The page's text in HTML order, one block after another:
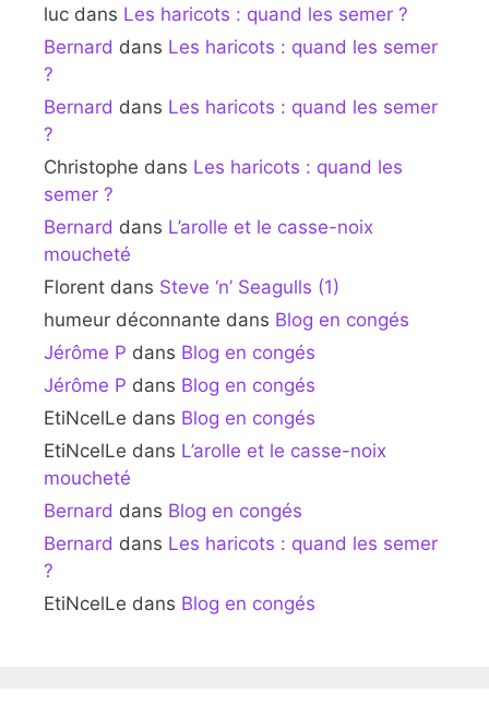
luc dans Les haricots : quand les semer ?
Bernard dans Les haricots : quand les semer
?
Bernard dans Les haricots : quand les semer
?
Christophe dans Les haricots : quand les
semer ?
Bernard dans L’arolle et le casse-noix
moucheté
Florent dans Steve ‘n’ Seagulls (1)
humeur déconnante dans Blog en congés
Jérôme P dans Blog en congés
Jérôme P dans Blog en congés
EtiNcelLe dans Blog en congés
EtiNcelLe dans L’arolle et le casse-noix
moucheté
Bernard dans Blog en congés
Bernard dans Les haricots : quand les semer
?
EtiNcelLe dans Blog en congés